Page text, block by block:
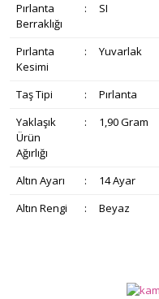
Pırlanta
Berraklığı
: SI
Pırlanta
Kesimi
: Yuvarlak
Taş Tipi :
Pırlanta
Yaklaşık
Ürün
Ağırlığı
: 1,90 Gram
Altın Ayarı :
14 Ayar
Altın Rengi
: Beyaz
Bu ürüne
kullanarak tarafımıza
Ürün